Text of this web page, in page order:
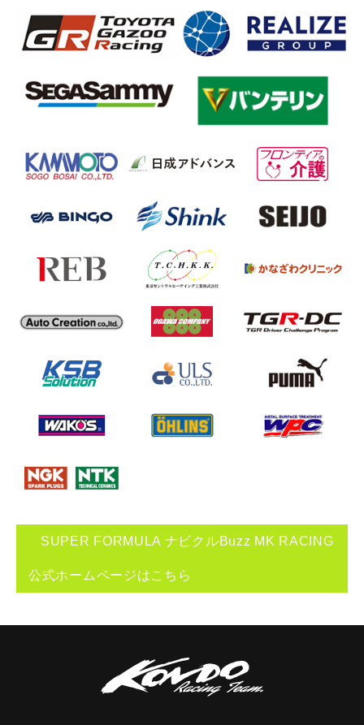
SUPER FORMULA ナビクルBuzz MK RACING
公式ホームページはこちら